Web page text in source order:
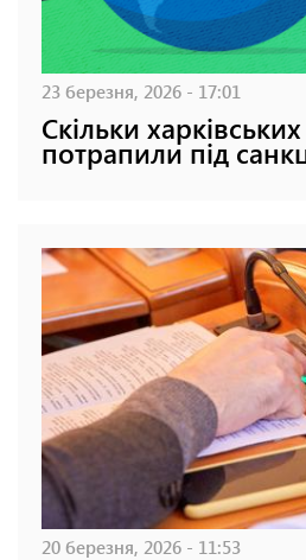
23 березня, 2026 - 17:01
Скільки
потрапили під
20 березня, 2026 - 11:53